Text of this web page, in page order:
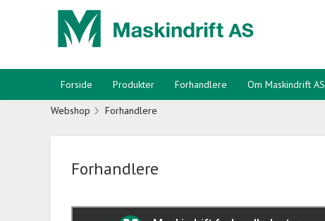
Forside Produkter Forhandlere Om Maskindrift AS
Webshop Forhandlere
Forhandlere